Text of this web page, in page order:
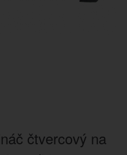
čtvercový na